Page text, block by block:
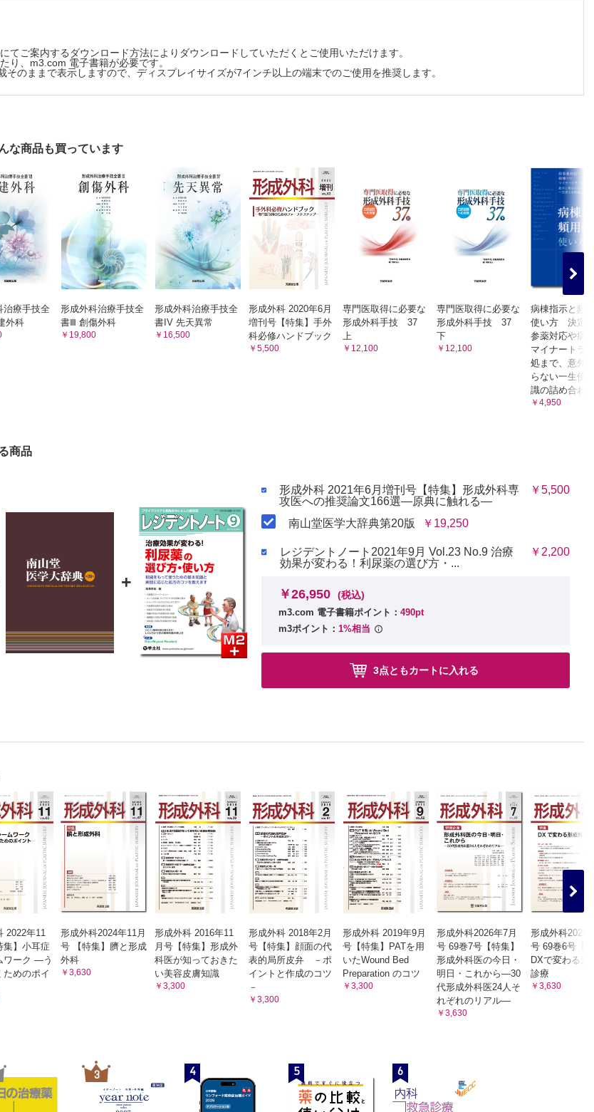
先駆けで自身の手術結果を客観的に評価する重要性を学んだ―/横
浜市立大学形成外科学教室 前川 二郎
47．GID■日本国内におけるGIDの診断と治療の進め方/岡山大学病
院ジェンダーセンター 難波祐三郎
48．再生医療①軟骨■Tissue engineering―工学と細胞の融合
―/Yanaga CLinic & 組織再生研究所 矢永 博子
における三次元評価/日本医科大学千葉北総病院形成外科 秋元
正宇
❷美容外科・美容医療エキスパート別の推薦論文16選
01．ケミカルピーリング■日本で再ブレイクしたケミカルピーリン
グ―AHA を使用したピーリング―/湘南藤沢形成外科クリニック
R 山下 理絵
02．レーザー治療■レーザーを用いた美容医療が一般化するきっか
けを作った/みやた形成外科・皮ふクリニック 宮田 成章
03．美容機器■RF 治療器の効果と安全性を光顕ならび電顕の組織
学的検討で証明―世界初のRF 皮膚美容治療器サーマクールの初期
研究―/クロスクリニック銀座 石川 浩一
04．フィラー注入療法■フィラー注入において最も留意すべき解剖
学的危険エリア―最大限に患者の安全を確保せよ―/BR CLINIC
GINZA 野本 俊一
05．ボトックス（顔面）■目を見れば判る（＠_◉）/南平台緒方ク
リニック 緒方 寿夫
ラザ形成外科・東京女子医科大学形成外科 クレ カツヒロ
07．フェイスリフト■生涯にわたり顔面の若返りを追い続けた美容
外科医―アメリカのフェイスリフトの歴史―/牧野美容クリニッ
08．スレッドリフト■糸に棘をつけて引き上げるという発想はここ
14．植毛■植毛術の歴史―パンチグラフトの始祖は日本人だった―/
15．乳房増大術■脂肪注入は混迷を極める乳房増大材料の真打ちと
なるか？/神戸大学医学部附属病院美容外科 原岡 剛一
16．腋臭症・多汗症手術■腋臭症のABCC11 遺伝子研究のルーツ/
こまちクリニック 土井 秀明
❸次世代の形成外科医たちが薦める論文47選
■現在に至る血管柄付き遊離腓骨皮弁の発展に先鞭をつけた画期的
論文―Septocutaneous branch の発見と臨床応用が腓骨皮弁の適応
を拡大させる契機となった―/徳島大学大学院医歯薬学研究部形成
■研究も臨床も多職種一丸で―bench and bedside proceed
together―/慶應義塾大学医学部形成外科 荒牧 典子
■もっと「自由」な遊離皮弁へ―皮弁における固定観念からの解放
―/東京大学形成外科 飯田 拓也
■鼻部再建に必須な双葉皮弁の完成―今なおスタンダードな皮弁デ
座 覚道奈津子
■漏斗胸手術に革命をもたらしたパイオニア/岐阜大学医学部附属病
院形成外科 加藤 久和
■SMAS の正体―“科学的に説明する”とは？―/兵庫医科大学形成外
■1980 年に発表された手指再建における画期的な論文の1 つ
―wrap-around flap―/近畿大学医学部形成外科 楠原 廣久
■遊離皮弁を頭頸部再建の標準治療にしたレジェンドたちの移植成
績/大阪国際がんセンター形成外科 栗田 智之
■ヒト皮膚の伸縮特性は方向により異なるため，円形の創は楕円と
なる―ランガー線の発見―/京都大学大学院医学研究科形成外科学
講座 齊藤 晋
■Pernkopf Anatomy―その解剖書，善か悪か―/慶應義塾大学医学部
形成外科 坂本 好昭
■婦人科美容・形成術はどの科が担うべきか!?―小陰唇縮小術が初
めて形成外科のトップ誌に掲載された記念すべき論文―/ルーチェ
クリニック銀座 佐野 仁美
■時代を先取りしすぎた日本発上顎再建後修正術/埼玉医科大学国際
■非症候群性頭蓋縫合早期癒合症に対する低侵襲手術―読めばクラ
ニオ手術へのイメージが大きく変わります―/福岡大学形成外科
髙木 誠司
■複雑を単純に―機能温存を目的としたわかりやすい上顎再建―/山
口大学医学部附属病院形成外科 髙須 啓之
法・Hotz変法とは何か？―140年の時をくぐり抜けた術式―/東北医科薬科大学形成外科学 権太 浩一 ほか
眼表面の環境整備を考慮した眼瞼手術/和歌山県立医科大学形成外科 朝村 真一
眼球眼窩に対して肋軟骨インプラントによる義眼台再建の有効性を最初に示した/大阪市立大学形成外科 元村 尚嗣
母指多指症―Wassel 分類のルーツ―/金沢医科大学形成外科 島田 賢一
関節内骨折に対する合理的かつ最も単純で安価な創外固定器の発明―鈴木の鋼線とラバーバンドによる関節牽引システム
学研究科形成外科学講座 齊藤 晋
良から世界初の母指完全切断再接着の成功例に至る物語/近畿大学医学部形成外科 楠原 廣久
肢虚血の治療における血行再建におけるコンセプト―血行再建は，直接灌流か非直接灌流のどちらを行うべきか―/杏林大学
紀彦
建医師と下肢難治性創傷を担う創傷外科医には一読必須の論文/神戸大学大学院医学研究科形成外科学 寺師 浩人
of Pain”―痛みとは，神から送られた贈り物である―/佐賀大学医学部形成外科 上村 哲司
腫瘍■BRAF 遺伝子変異を生じているにもかかわらず，色素性母斑は何十年もの間おとなしくしている/奈良県立医科大学附
原 理充
腫瘍■新薬の開発が悪性黒色腫の外科的治療戦略に大きな変革をもたらしている/大分大学医学部附属病院形成外科 清水
■顔面神経麻痺再建の発展に大きく寄与した端側神経縫合法の原点―無効とされていた術式の有用性を基礎実験で証明し固定
堂大学医学部附属浦安病院形成外科・再建外科 林 礼人
ポイント―/東京歯科大学市川総合病院形成外科 田中 一郎
移植黎明期の金字塔/日本大学医学部形成外科 副島 一孝
に革命を起こした技術開発/順天堂大学医学部形成外科学講座 田中 里佳
おいてリンパ管移植術後の吻合部開存を画像的に明らかにした最初の文献―スーパーマイクロサージャリーの先駆けで自身の
評価する重要性を学んだ―/横浜市立大学形成外科学教室 前川 二郎
けるGIDの診断と治療の進め方/岡山大学病院ジェンダーセンター 難波祐三郎
engineering―工学と細胞の融合―/Yanaga CLinic & 組織再生研究所 矢永 博子
組織幹細胞発見のきっかけとなった歴史的発見―物事の現象を忠実に捉えて見逃さないことの重要性―/順天堂大学医学部
野 博司
IT・AI■クラニオフェイシャルサージャリーにおける三次元評価/日本医科大学千葉北総病院形成外科 秋元 正宇
グ■日本で再ブレイクしたケミカルピーリング―AHA を使用したピーリング―/湘南藤沢形成外科クリニックR 山下 理絵
）■目を見れば判る（＠_◉）/南平台緒方クリニック 緒方 寿夫
引の大転換期となったトゥメセント方式/プラザ形成外科・東京女子医科大学形成外科 クレ カツヒロ
涯にわたり顔面の若返りを追い続けた美容外科医―アメリカのフェイスリフトの歴史―/牧野美容クリニック・牧野皮膚科形
太郎
に棘をつけて引き上げるという発想はここから生まれた/ドクタースパ・クリニック 鈴木 芳郎
腱膜手術/蘇春堂形成外科 野平久仁彦
して知られる目のクマに対する手術のオリジナルであるLoeb の論文/帝京大学形成・口腔顎顔面外科学講座 小室 裕造
おける複合隆鼻術―自家組織移植による鼻背部augmentation と鼻中隔延長術―/リッツ美容外科東京院 広比 利次
形成に構造力学的アプローチをもたらした/リラ・クラニオフェイシャル・クリニック 菅原 康志
洋人における美容外科の特徴と側貌改善の新たな取り組み/クリニカ市ヶ谷 倉片 優
史―パンチグラフトの始祖は日本人だった―/北里大学病院形成外科・美容外科 武田 啓
入は混迷を極める乳房増大材料の真打ちとなるか？/神戸大学医学部附属病院美容外科 原岡 剛一
■腋臭症のABCC11 遺伝子研究のルーツ/こまちクリニック 土井 秀明
大学院医歯薬学研究部形成外科学 安倍 吉郎
一丸で―bench and bedside proceed together―/慶應義塾大学医学部形成外科 荒牧 典子
離皮弁へ―皮弁における固定観念からの解放―/東京大学形成外科 飯田 拓也
皮弁の完成―今なおスタンダードな皮弁デザインとその応用―/湘南藤沢徳洲会病院形成外科 飯田 直成
てご案内するダウンロード方法によりダウンロードしていただくとご使用いただけます。
り、m3.com 電子書籍が必要です。
のままで表示しますので、ディスプレイサイズが7インチ以上の端末でのご使用を推奨します。
な商品も買っています
治療手技全
外科
形成外科治療手技全
書Ⅲ 創傷外科
￥19,800
形成外科治療手技全
書IV 先天異常
￥16,500
形成外科 2020年6月
増刊号【特集】手外
科必修ハンドブック
￥5,500
専門医取得に必要な
形成外科手技 37
上
￥12,100
専門医取得に必要な
形成外科手技 37
下
￥12,100
病棟指示と頻
使い方 決定
参薬対応や病
マイナートラ
処まで、意外
らない一生使
識の詰め合わ
￥4,950
商品
+
形成外科 2021年6月増刊号【特集】形成外科専
攻医への推奨論文166選―原典に触れる―
￥5,500
南山堂医学大辞典第20版 ￥19,250
レジデントノート2021年9月 Vol.23 No.9 治療
効果が変わる！利尿薬の選び方・...
￥2,200
￥26,950 (税込)
m3.com 電子書籍ポイント： 490pt
m3ポイント： 1%相当
3点ともカートに入れる
2022年11
集】小耳症
ワーク ―う
ためのポイ
形成外科2024年11月
号 【特集】臍と形成
外科
￥3,630
形成外科 2016年11
月号【特集】形成外
科医が知っておきた
い美容皮膚知識
￥3,300
形成外科 2018年2月
号【特集】顔面の代
表的局所皮弁 －ポ
イントと作成のコツ
－
￥3,300
形成外科 2019年9月
号【特集】PATを用
いたWound Bed
Preparation のコツ
￥3,300
形成外科2026年7月
号 69巻7号【特集】
形成外科医の今日・
明日・これから―30
代形成外科医24人そ
れぞれのリアル―
￥3,630
形成外科2026
号 69巻6号【
DXで変わる形
診療
￥3,630
3 4 5 6